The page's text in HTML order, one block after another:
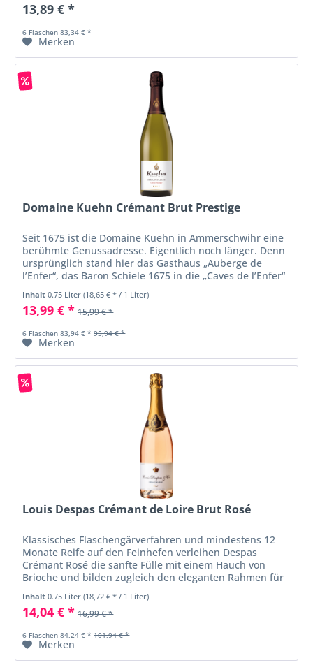
13,89 € *
6 Flaschen 83,34 € *
Merken
Domaine Kuehn Crémant Brut Prestige
Seit 1675 ist die Domaine Kuehn in Ammerschwihr eine
berühmte Genussadresse. Eigentlich noch länger. Denn
ursprünglich stand hier das Gasthaus „Auberge de
l’Enfer“, das Baron Schiele 1675 in die „Caves de l’Enfer“
umwandelte: die...
Inhalt0.75 Liter(18,65 € * / 1 Liter)
13,99 € * 15,99 € *
6 Flaschen 83,94 € * 95,94 € *
Merken
Louis Despas Crémant de Loire Brut Rosé
Klassisches Flaschengärverfahren und mindestens 12
Monate Reife auf den Feinhefen verleihen Despas
Crémant Rosé die sanfte Fülle mit einem Hauch von
Brioche und bilden zugleich den eleganten Rahmen für
Inhalt0.75 Liter(18,72 € * / 1 Liter)
14,04 € * 16,99 € *
6 Flaschen 84,24 € * 101,94 € *
Merken